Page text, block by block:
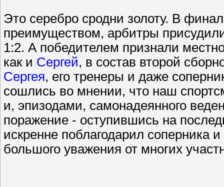
Это серебро сродни золоту. В
преимуществом, арбитры
1:2. А победителем признали
как и Сергей, в состав второй
Сергея, его тренеры и даже
сошлись во мнении, что наш
и, эпизодами, самонадеянного
поражение - оступившись на
искренне поблагодарил соперника
большого уважения от многих